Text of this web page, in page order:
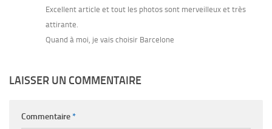
Excellent article et tout les photos sont merveilleux et très
attirante.
Quand à moi, je vais choisir Barcelone
LAISSER UN COMMENTAIRE
Commentaire*